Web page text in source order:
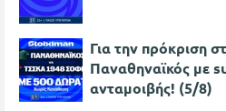
Για την πρόκριση
Παναθηναϊκός με
ανταμοιβής! (5/8)